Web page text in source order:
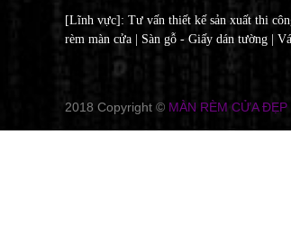
[Lĩnh vực]: Tư vấn thiết kế sản xuất thi
rèm màn cửa | Sàn gỗ - Giấy dán tường |
2018 Copyright © MÀN RÈM CỬA